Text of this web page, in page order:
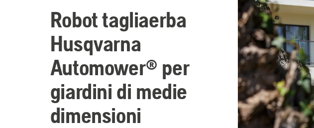
Robot tagliaerba
Husqvarna
Automower® per
giardini di medie
dimensioni